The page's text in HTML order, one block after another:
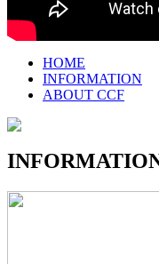
HOME
INFORMATION
ABOUT CCF